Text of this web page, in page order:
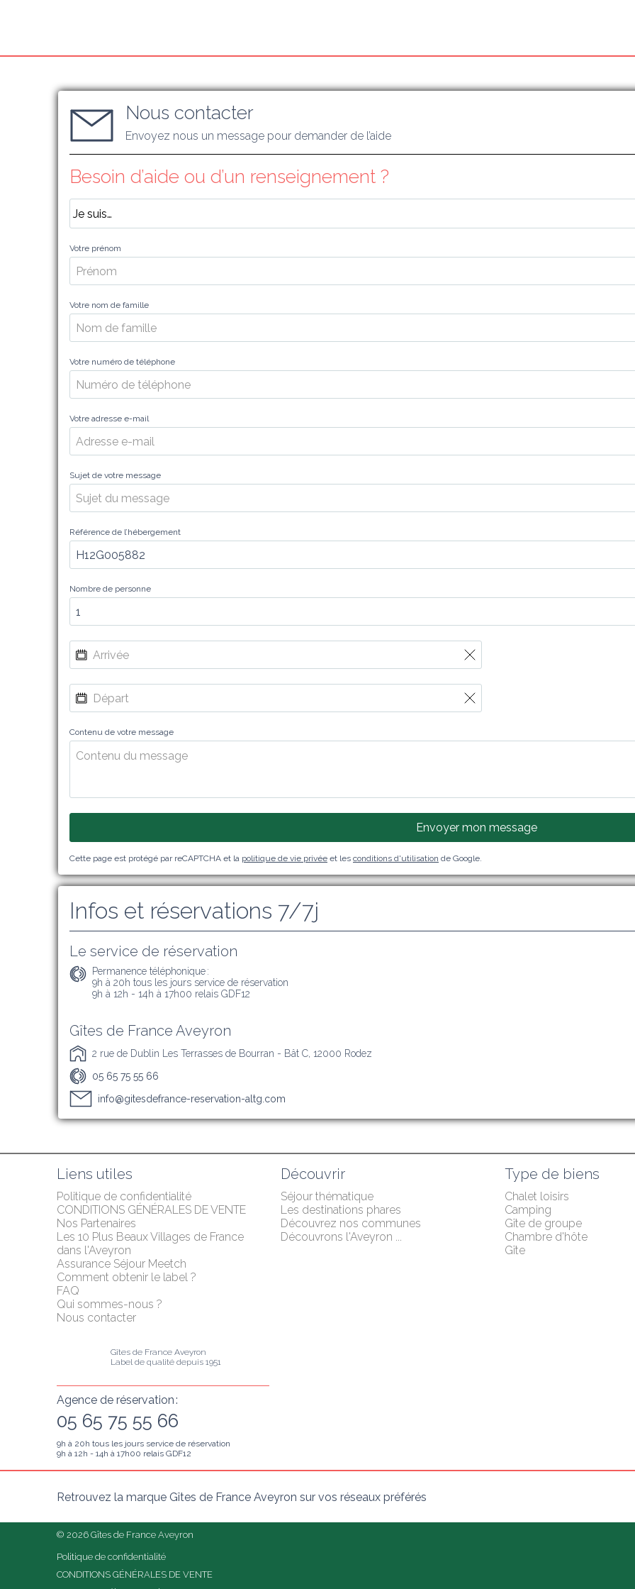
Nous contacter
Envoyez nous un message pour demander de l’aide
Besoin d’aide ou d’un renseignement ?
Votre prénom
Votre nom de famille
Votre numéro de téléphone
Votre adresse e-mail
Sujet de votre message
Référence de l’hébergement
Nombre de personne
Contenu de votre message
Envoyer mon message
Cette page est protégé par reCAPTCHA et la politique de vie privée et les conditions d'utilisation de Google.
Infos et réservations 7/7j
Le service de réservation
Permanence téléphonique :
9h à 20h tous les jours service de réservation
9h à 12h - 14h à 17h00 relais GDF12
Gîtes de France Aveyron
2 rue de Dublin Les Terrasses de Bourran - Bât C, 12000 Rodez
05 65 75 55 66
info@gitesdefrance-reservation-altg.com
Liens utiles
Politique de confidentialité
CONDITIONS GÉNÉRALES DE VENTE
Nos Partenaires
Les 10 Plus Beaux Villages de France
dans l'Aveyron
Assurance Séjour Meetch
Comment obtenir le label ?
FAQ
Qui sommes-nous ?
Nous contacter
Découvrir
Séjour thématique
Les destinations phares
Découvrez nos communes
Découvrons l'Aveyron ...
Type de biens
Chalet loisirs
Camping
Gîte de groupe
Chambre d'hôte
Gîte
Gîtes de France Aveyron
Label de qualité depuis 1951
Agence de réservation :
05 65 75 55 66
9h à 20h tous les jours service de réservation
9h à 12h - 14h à 17h00 relais GDF12
Retrouvez la marque Gîtes de France Aveyron sur vos réseaux préférés
© 2026 Gîtes de France Aveyron
Politique de confidentialité
CONDITIONS GÉNÉRALES DE VENTE